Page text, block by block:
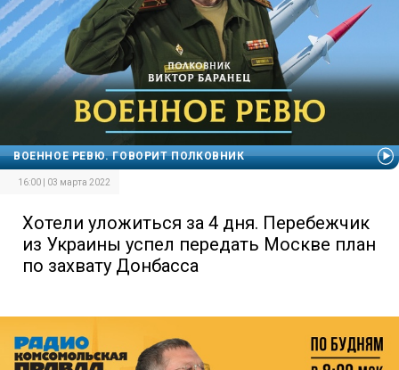
ВОЕННОЕ РЕВЮ. ГОВОРИТ ПОЛКОВНИК
16:00 | 03 марта 2022
Хотели уложиться за 4 дня. Перебежчик
из Украины успел передать Москве план
по захвату Донбасса